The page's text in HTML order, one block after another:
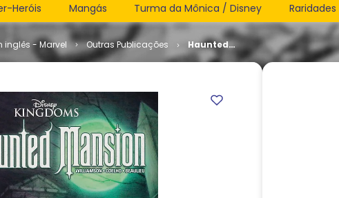
Heróis Mangás Turma da Mônica / Disney Raridades
inglês - Marvel Outras Publicações
Haunted
Mansion -